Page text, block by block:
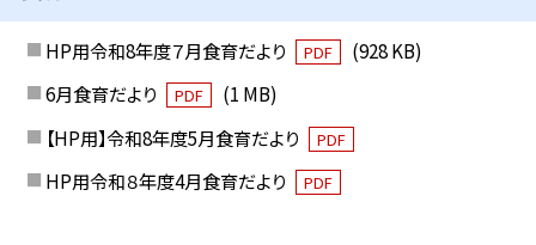
HP用令和8年度７月食育だより PDF
(928 KB)
6月食育だより
PDF
(1 MB)
【HP用】令和8年度5月食育だより
PDF
HP用令和８年度4月食育だより PDF